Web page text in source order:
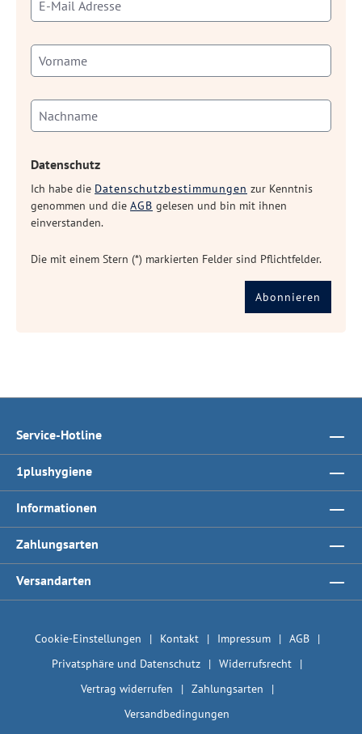
Datenschutz
Ich habe die Datenschutzbestimmungen zur Kenntnis
genommen und die AGB gelesen und bin mit ihnen
einverstanden.
Die mit einem Stern (*) markierten Felder sind Pflichtfelder.
Abonnieren
Service-Hotline
1plushygiene
Informationen
Zahlungsarten
Versandarten
Cookie-Einstellungen Kontakt Impressum
AGB
Privatsphäre und Datenschutz
Widerrufsrecht
Vertrag widerrufen
Zahlungsarten
Versandbedingungen